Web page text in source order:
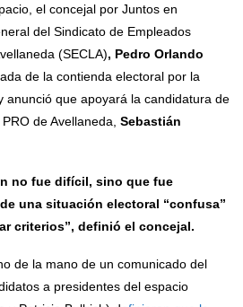
el concejal por Juntos en
del Sindicato de Empleados
(SECLA), Pedro Orlando
de la contienda electoral por la
anunció que apoyará la candidatura de
de Avellaneda, Sebastián
no fue difícil, sino que fue
una situación electoral “confusa”
criterios”, definió el concejal.
de la mano de un comunicado del
a presidentes del espacio